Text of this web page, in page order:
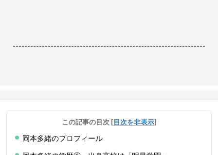
------------------------------------------------------------------
この記事の目次 [目次を非表示]
岡本多緒のプロフィール